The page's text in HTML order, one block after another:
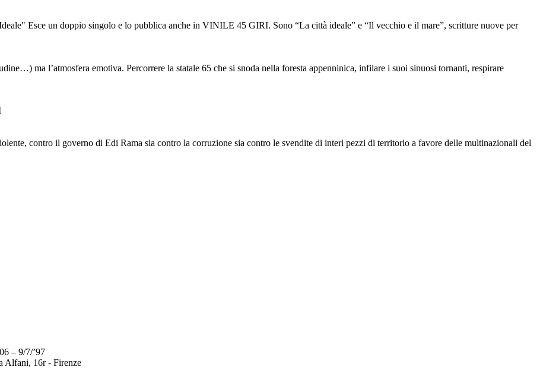
Esce un doppio singolo e lo pubblica anche in VINILE 45 GIRI. Sono “La città ideale” e “Il vecchio e il mare”, scritture nuove per
ma l’atmosfera emotiva. Percorrere la statale 65 che si snoda nella foresta appenninica, infilare i suoi sinuosi tornanti, respirare
contro il governo di Edi Rama sia contro la corruzione sia contro le svendite di interi pezzi di territorio a favore delle multinazionali del
– 9/7/’97
Alfani, 16r - Firenze